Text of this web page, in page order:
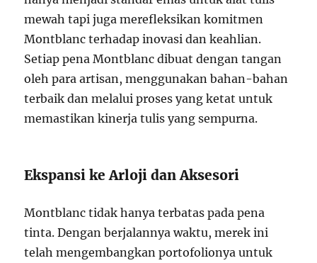
mewah tapi juga merefleksikan komitmen
Montblanc terhadap inovasi dan keahlian.
Setiap pena Montblanc dibuat dengan tangan
oleh para artisan, menggunakan bahan-bahan
terbaik dan melalui proses yang ketat untuk
memastikan kinerja tulis yang sempurna.
Ekspansi ke Arloji dan Aksesori
Montblanc tidak hanya terbatas pada pena
tinta. Dengan berjalannya waktu, merek ini
telah mengembangkan portofolionya untuk